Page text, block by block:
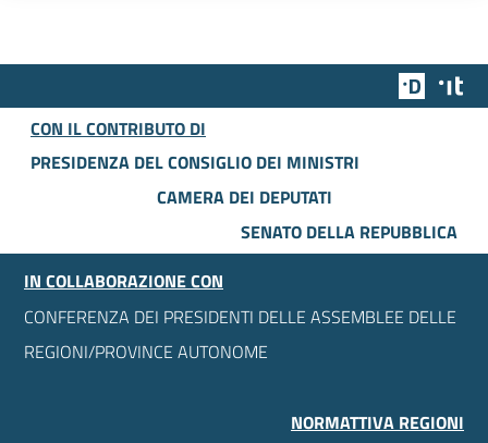
Team
CON IL CONTRIBUTO DI
PRESIDENZA DEL CONSIGLIO DEI MINISTRI
CAMERA DEI DEPUTATI
SENATO DELLA REPUBBLICA
IN COLLABORAZIONE CON
CONFERENZA DEI PRESIDENTI DELLE ASSEMBLEE DELLE
REGIONI/PROVINCE AUTONOME
NORMATTIVA REGIONI